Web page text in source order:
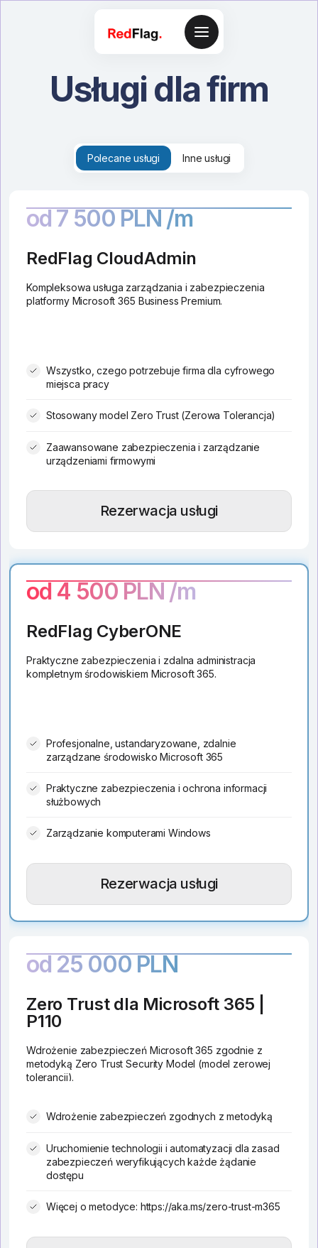
Usługi dla firm
Polecane usługi Inne usługi
od 7 500 PLN /m
RedFlag CloudAdmin
Kompleksowa usługa zarządzania i zabezpieczenia
platformy Microsoft 365 Business Premium.
Wszystko, czego potrzebuje firma dla cyfrowego
miejsca pracy
Stosowany model Zero Trust (Zerowa Tolerancja)
Zaawansowane zabezpieczenia i zarządzanie
urządzeniami firmowymi
Rezerwacja usługi
od 4 500 PLN /m
RedFlag CyberONE
Praktyczne zabezpieczenia i zdalna administracja
kompletnym środowiskiem Microsoft 365.
Profesjonalne, ustandaryzowane, zdalnie
zarządzane środowisko Microsoft 365
Praktyczne zabezpieczenia i ochrona informacji
służbowych
Zarządzanie komputerami Windows
Rezerwacja usługi
od 25 000 PLN
Zero Trust dla Microsoft 365 |
P110
Wdrożenie zabezpieczeń Microsoft 365 zgodnie z
metodyką Zero Trust Security Model (model zerowej
tolerancji).
Wdrożenie zabezpieczeń zgodnych z metodyką
Uruchomienie technologii i automatyzacji dla zasad
zabezpieczeń weryfikujących każde żądanie
dostępu
Więcej o metodyce: https://aka.ms/zero-trust-m365